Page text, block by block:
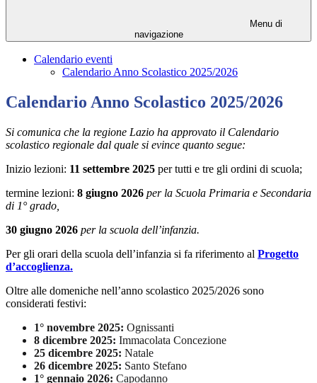
Menu di
navigazione
Calendario eventi
Calendario Anno Scolastico 2025/2026
Calendario Anno Scolastico 2025/2026
Si comunica che la regione Lazio ha approvato il Calendario
scolastico regionale dal quale si evince quanto segue:
Inizio lezioni: 11 settembre 2025 per tutti e tre gli ordini di scuola;
termine lezioni: 8 giugno 2026 per la Scuola Primaria e Secondaria
di 1° grado,
30 giugno 2026 per la scuola dell’infanzia.
Per gli orari della scuola dell’infanzia si fa riferimento al Progetto
d’accoglienza.
Oltre alle domeniche nell’anno scolastico 2025/2026 sono
considerati festivi:
1° novembre 2025: Ognissanti
8 dicembre 2025: Immacolata Concezione
25 dicembre 2025: Natale
26 dicembre 2025: Santo Stefano
1° gennaio 2026: Capodanno